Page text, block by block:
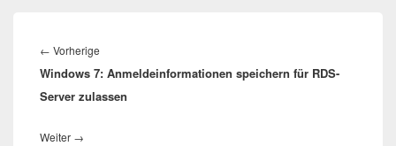
← Vorherige
Beitrag:
Windows 7: Anmeldeinformationen speichern für RDS-
Server zulassen
Weiter →